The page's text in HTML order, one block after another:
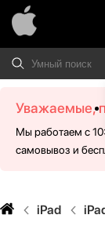
Уважаемые,
Мы работаем с
самовывоз и
iPad